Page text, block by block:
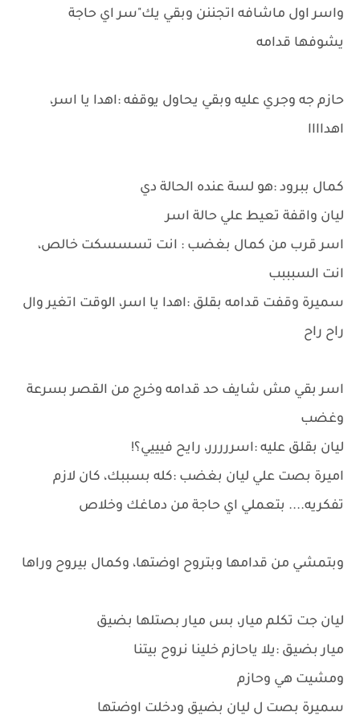
واسر اول ماشافه اتجننن وبقي يك"سر اي حاجة
يشوفها قدامه
حازم جه وجري عليه وبقي يحاول يوقفه :اهدا يا اسر،
اهداااا
كمال ببرود :هو لسة عنده الحالة دي
ليان واقفة تعيط علي حالة اسر
اسر قرب من كمال بغضب : انت تسسسكت خالص،
انت السبببب
سميرة وقفت قدامه بقلق :اهدا يا اسر، الوقت اتغير وال
راح راح
اسر بقي مش شايف حد قدامه وخرج من القصر بسرعة
وغضب
ليان بقلق عليه :اسررررر، رايح فيييي؟!
اميرة بصت علي ليان بغضب :كله بسببك، كان لازم
تفكريه.... بتعملي اي حاجة من دماغك وخلاص
وبتمشي من قدامها وبتروح اوضتها، وكمال بيروح وراها
ليان جت تكلم ميار، بس ميار بصتلها بضيق
ميار بضيق :يلا ياحازم خلينا نروح بيتنا
ومشيت هي وحازم
سميرة بصت ل ليان بضيق ودخلت اوضتها